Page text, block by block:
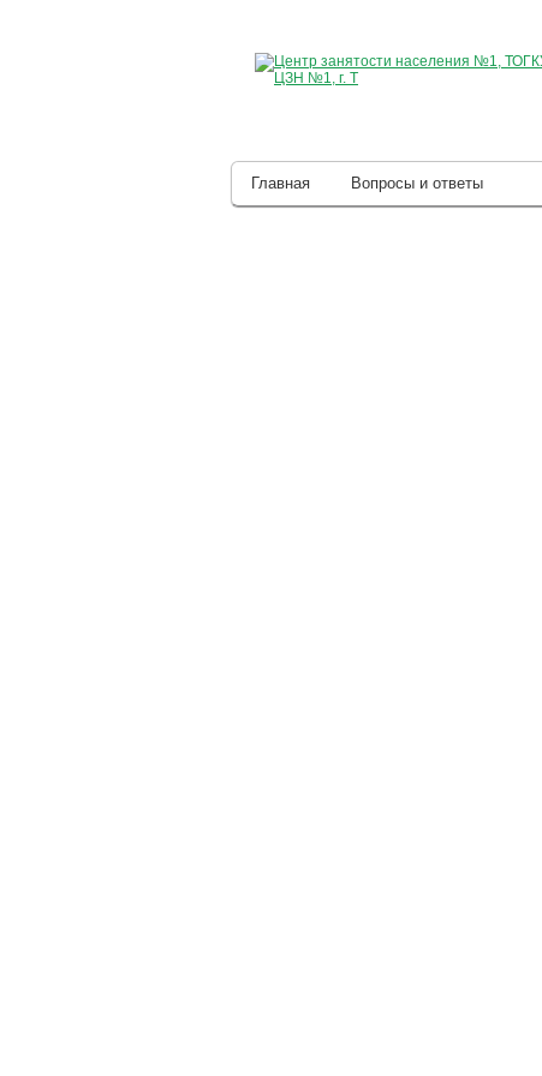
Главная Вопросы и ответы